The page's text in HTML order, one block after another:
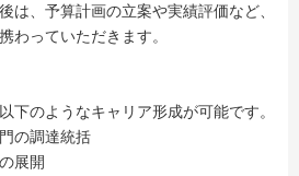
は、予算計画の立案や実績評価など、
わっていただきます。
下のようなキャリア形成が可能です。
の調達統括
展開